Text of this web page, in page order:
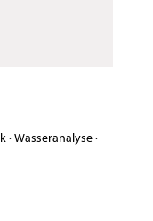
·Wasseranalyse·